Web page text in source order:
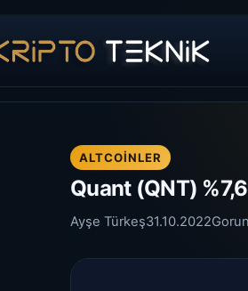
ALTCOINLER
Quant (QNT)
Ayşe Türkeş31.10.2022